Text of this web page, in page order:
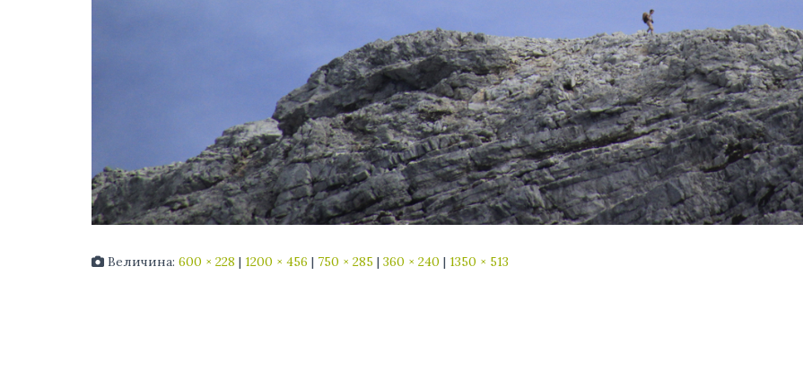
Величина: 600 × 228 | 1200 × 456 | 750 × 285 | 360 × 240 | 1350 × 513